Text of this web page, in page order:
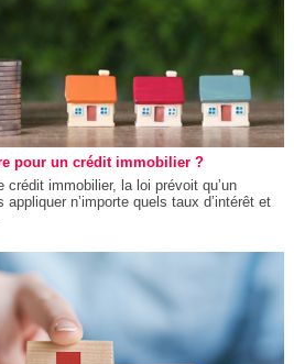
pour un crédit immobilier ?
immobilier, la loi prévoit qu’un
n’importe quels taux d’intérêt et